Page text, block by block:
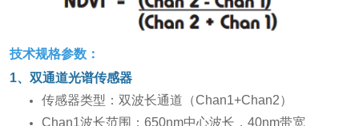
技术规格参数：
1、双通道光谱传感器
传感器类型：双波长通道（Chan1+Chan2）
Chan1波长范围：650nm中心波长，40nm带宽